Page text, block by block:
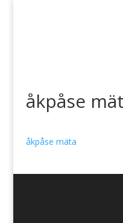
åkpåse
åkpåse mäta